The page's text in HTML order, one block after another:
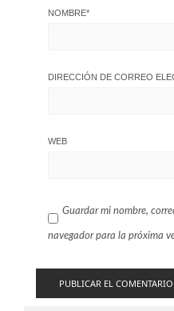
NOMBRE*
DIRECCIÓN DE CORREO
WEB
Guardar mi nombre,
navegador para la próxima